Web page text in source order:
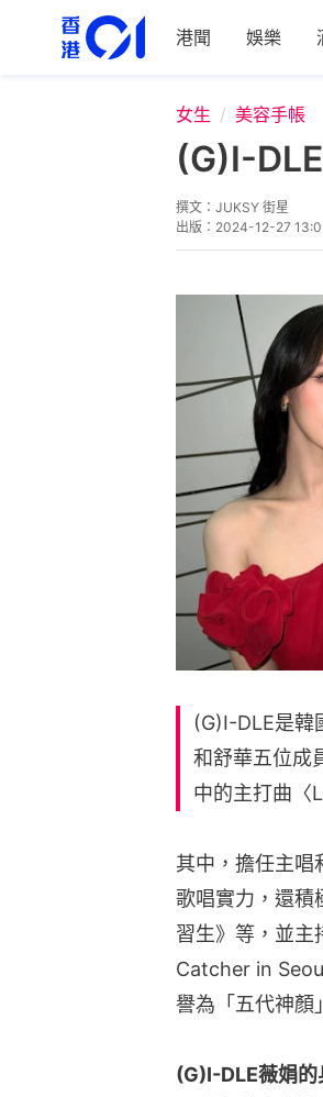
港聞 娛樂
女生 美容手帳
(G)I-
撰文： JUKSY 街星
出版： 2024-12-27
(G)I-DLE是韓
和舒華五位成
中的主打曲〈
其中，擔任主唱
歌唱實力，還積
習生》等，並
Catcher in
譽為「五代神顏
(G)I-DLE薇娟的